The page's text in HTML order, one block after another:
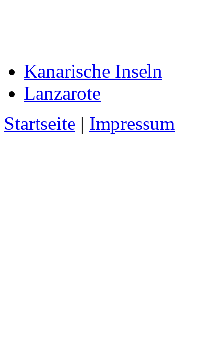
Kanarische Inseln
Lanzarote
Startseite | Impressum